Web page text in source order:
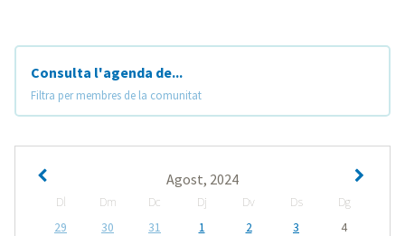
Consulta l'agenda de...
Filtra per membres de la comunitat
Agost, 2024
Dl Dm Dc Dj Dv Ds
Dg
29
30 31 1 2 3
4